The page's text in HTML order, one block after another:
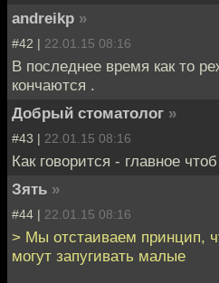
andreikp »
#42 | 22.01.15 08:16
В последнее время как то
кончаются .
Добрый стоматолог »
#43 | 22.01.15 08:16
Как говорится - главное
Зять »
#44 | 22.01.15 08:16
> Мы отстаиваем принцип,
могут запугивать малые